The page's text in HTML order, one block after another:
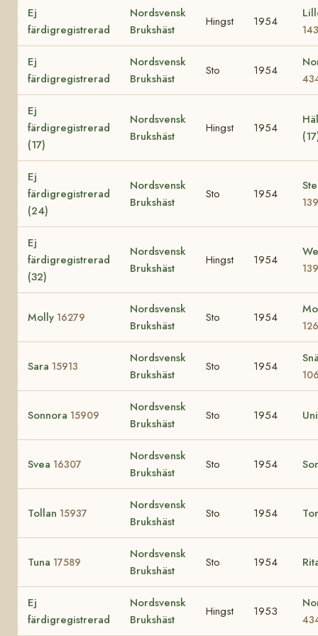
Ej
färdigregistrerad
Nordsvensk
Brukshäst
Hingst 1954
Ej
färdigregistrerad
Nordsvensk
Brukshäst
Sto 1954
Ej
färdigregistrerad
(17)
Nordsvensk
Brukshäst
Hingst 1954
Ej
färdigregistrerad
(24)
Nordsvensk
Brukshäst
Sto 1954
Ej
färdigregistrerad
(32)
Nordsvensk
Brukshäst
Hingst 1954
Molly 16279
Nordsvensk
Brukshäst
Sto 1954
Sara 15913
Nordsvensk
Brukshäst
Sto 1954
Sonnora 15909
Nordsvensk
Brukshäst
Sto 1954
Svea 16307
Nordsvensk
Brukshäst
Sto 1954
Tollan 15937
Nordsvensk
Brukshäst
Sto 1954
Tuna 17589
Nordsvensk
Brukshäst
Sto 1954
Ej
färdigregistrerad
Nordsvensk
Brukshäst
Hingst 1953